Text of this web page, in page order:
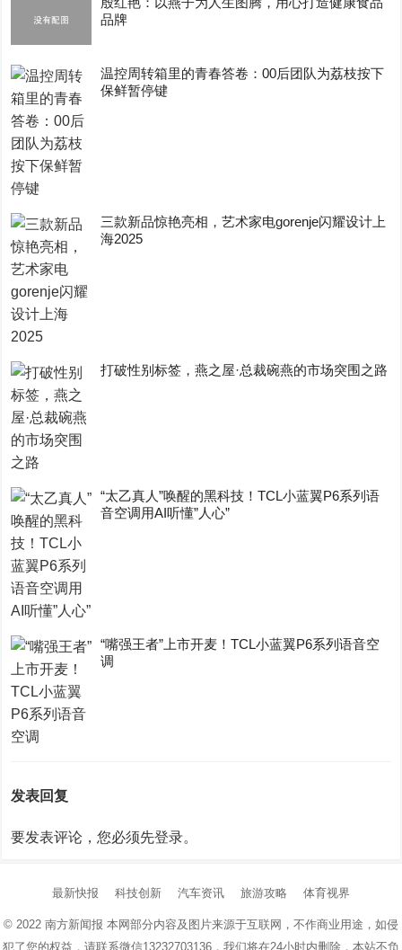
品牌
温控周转箱里的青春答卷：00后团队为荔枝按下
保鲜暂停键
三款新品惊艳亮相，艺术家电gorenje闪耀设计上
海2025
打破性别标签，燕之屋·总裁碗燕的市场突围之路
“太乙真人”唤醒的黑科技！TCL小蓝翼P6系列语
音空调用AI听懂”人心”
“嘴强王者”上市开麦！TCL小蓝翼P6系列语音空
调
发表回复
要发表评论，您必须先登录。
最新快报 科技创新 汽车资讯 旅游攻略 体育视界
© 2022 南方新闻报 本网部分内容及图片来源于互联网，不作商业用途，如侵
犯了您的权益，请联系微信13232703136，我们将在24小时内删除，本站不负